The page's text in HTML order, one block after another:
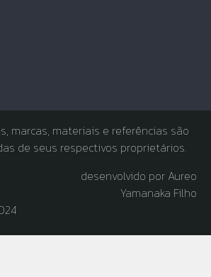
marcas, materiais e referências são
de seus respectivos proprietários.
desenvolvido por Aureo
Yamanaka Filho